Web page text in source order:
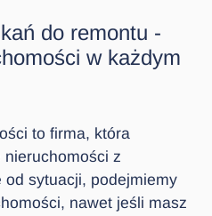
do remontu -
w każdym
to firma, która
z
sytuacji, podejmiemy
nawet jeśli masz